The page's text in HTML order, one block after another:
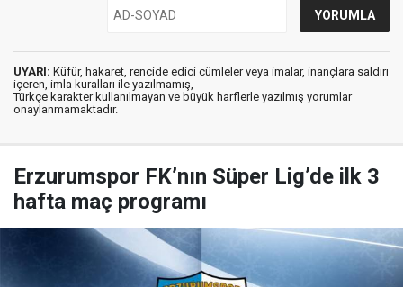
UYARI: Küfür, hakaret, rencide edici cümleler veya imalar, inançlara saldırı
içeren, imla kuralları ile yazılmamış,
Türkçe karakter kullanılmayan ve büyük harflerle yazılmış yorumlar
onaylanmamaktadır.
Erzurumspor FK’nın Süper Lig’de ilk 3
hafta maç programı